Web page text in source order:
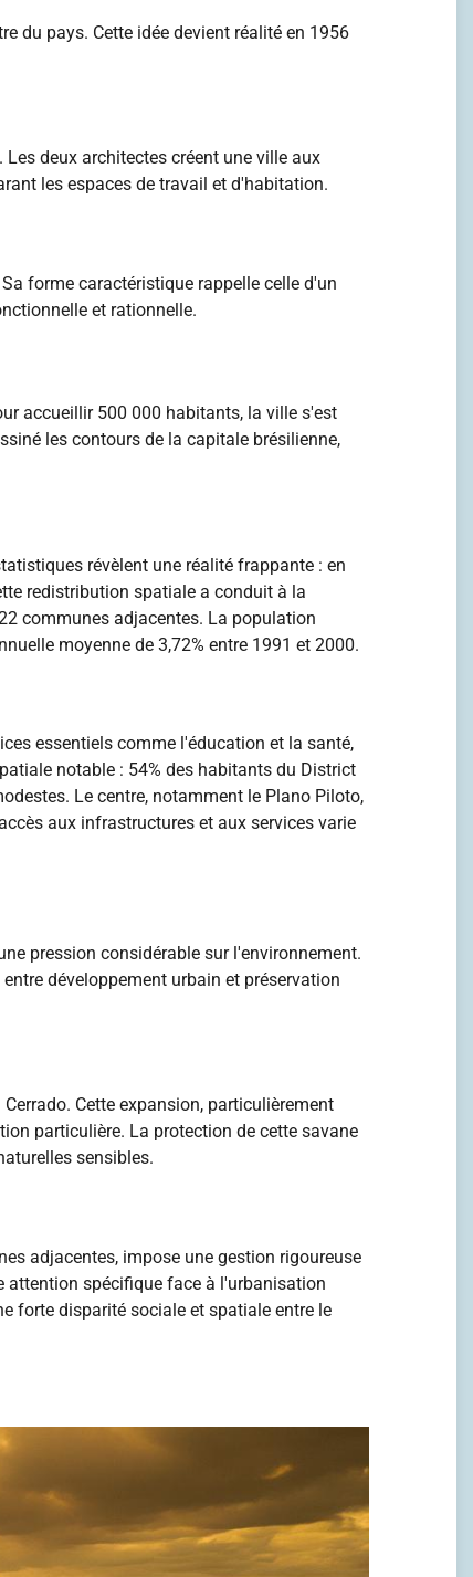
du pays. Cette idée devient réalité en 1956
deux architectes créent une ville aux
les espaces de travail et d'habitation.
forme caractéristique rappelle celle d'un
et rationnelle.
accueillir 500 000 habitants, la ville s'est
les contours de la capitale brésilienne,
révèlent une réalité frappante : en
redistribution spatiale a conduit à la
communes adjacentes. La population
moyenne de 3,72% entre 1991 et 2000.
essentiels comme l'éducation et la santé,
notable : 54% des habitants du District
Le centre, notamment le Plano Piloto,
aux infrastructures et aux services varie
pression considérable sur l'environnement.
développement urbain et préservation
Cette expansion, particulièrement
particulière. La protection de cette savane
sensibles.
adjacentes, impose une gestion rigoureuse
attention spécifique face à l'urbanisation
forte disparité sociale et spatiale entre le